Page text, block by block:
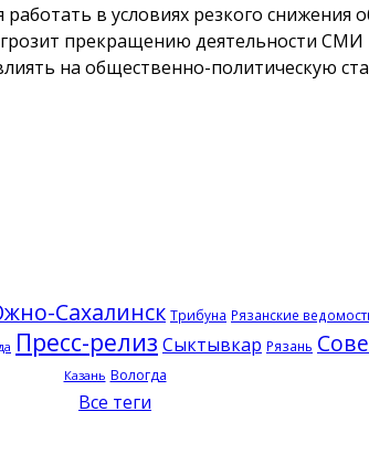
в условиях резкого
прекращению деятельности
на общественно-политическую
Сахалинск Трибуна Рязанские
Пресс-релиз Сыктывкар Рязань
Казань Вологда
Все теги